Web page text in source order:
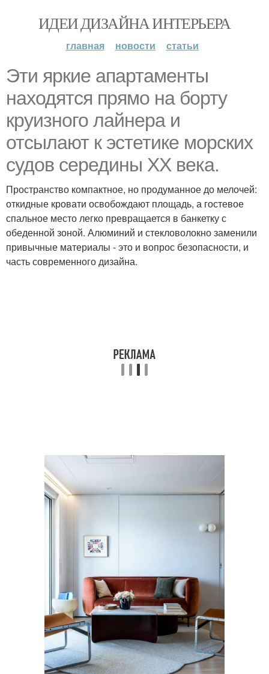
ИДЕИ ДИЗАЙНА ИНТЕРЬЕРА
главная новости статьи
Эти яркие апартаменты
находятся прямо на борту
круизного лайнера и
отсылают к эстетике морских
судов середины XX века.
Пространство компактное, но продуманное до мелочей:
откидные кровати освобождают площадь, а гостевое
спальное место легко превращается в банкетку с
обеденной зоной. Алюминий и стекловолокно заменили
привычные материалы - это и вопрос безопасности, и
часть современного дизайна.